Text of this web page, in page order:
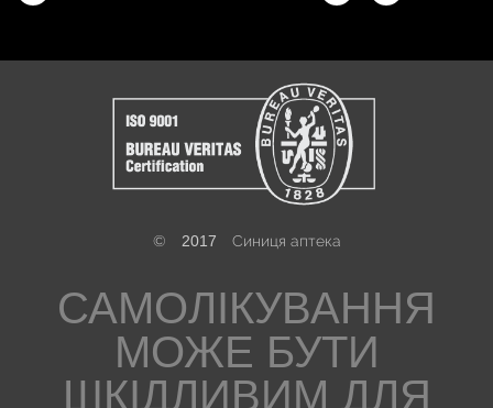
© 2017 Синиця аптека
САМОЛІКУВАННЯ
МОЖЕ БУТИ
ШКІДЛИВИМ ДЛЯ